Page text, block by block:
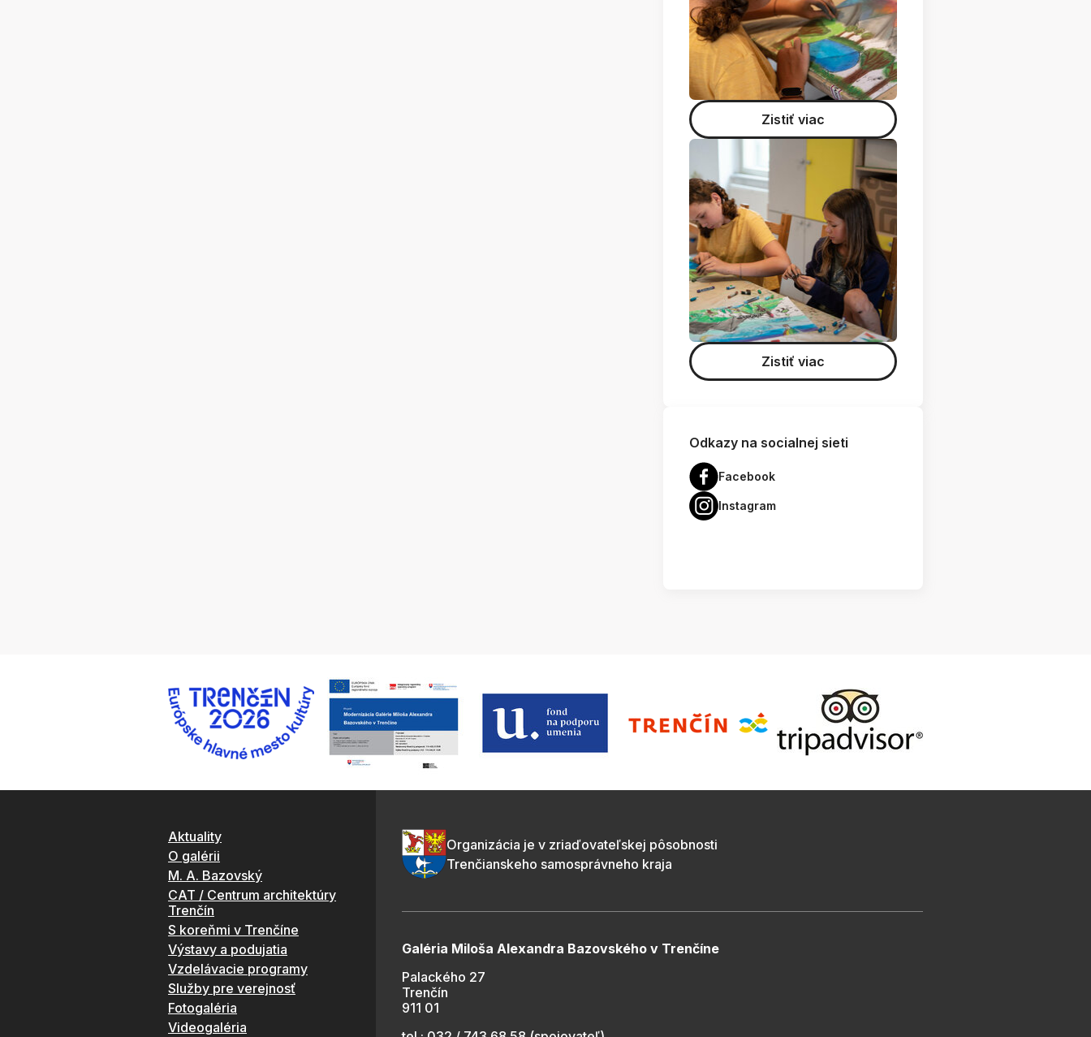
Zistiť viac
Zistiť viac
Odkazy na socialnej sieti
Facebook
Instagram
Aktuality
O galérii
M. A. Bazovský
CAT / Centrum architektúry
Trenčín
S koreňmi v Trenčíne
Výstavy a podujatia
Vzdelávacie programy
Služby pre verejnosť
Fotogaléria
Videogaléria
Organizácia je v zriaďovateľskej pôsobnosti
Trenčianskeho samosprávneho kraja
Galéria Miloša Alexandra Bazovského v Trenčíne
Palackého 27
Trenčín
911 01